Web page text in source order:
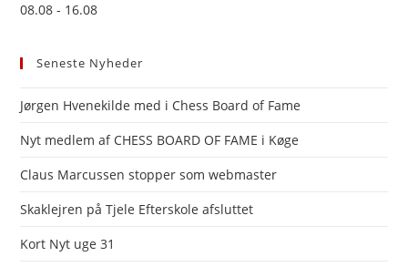
08.08 - 16.08
Seneste Nyheder
Jørgen Hvenekilde med i Chess Board of Fame
Nyt medlem af CHESS BOARD OF FAME i Køge
Claus Marcussen stopper som webmaster
Skaklejren på Tjele Efterskole afsluttet
Kort Nyt uge 31